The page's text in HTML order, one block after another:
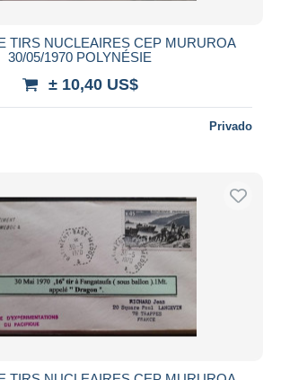
TIRS NUCLEAIRES CEP MURUROA
30/05/1970 POLYNÉSIE
± 10,40 US$
Privado